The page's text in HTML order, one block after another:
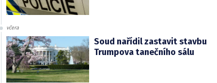
včera
Soud nařídil zastavit stavbu
Trumpova tanečního sálu